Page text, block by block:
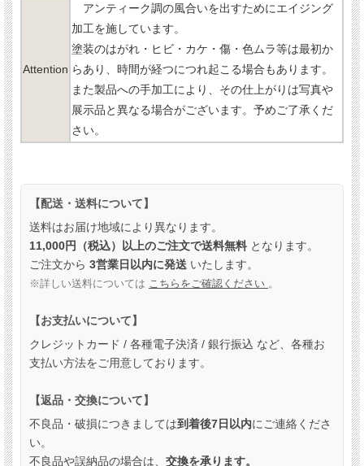
Attention
アンティーク調の風合いを出すためにエイジング
加工を施しています。
塗装のはがれ・ヒビ・カケ・傷・色ムラ等は最初か
らあり、時間が経つにつれ起こる場合もあります。
また製品への手加工により、その仕上がりは写真や
展示品と異なる場合がございます。予めご了承くだ
さい。
【配送・送料について】
送料はお届け地域により異なります。
11,000円（税込）以上のご注文で送料無料 となります。
ご注文から 3営業日以内に発送 いたします。
※詳しい送料については こちらをご確認ください 。
【お支払いについて】
クレジットカード / 各種電子決済 / 銀行振込 など、各種お
支払い方法をご用意しております。
【返品・交換について】
不良品・破損につきましては到着後7日以内にご連絡くださ
い。
不良品や誤納品の場合は、 交換を承ります。